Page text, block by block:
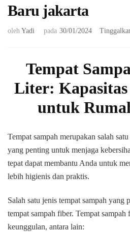
Baru jakarta
oleh Yadi pada 30/01/2024
Tempat
Liter: Kapasitas
untuk
Tempat sampah merupakan salah
yang penting untuk menjaga
tepat dapat membantu Anda untuk
lebih higienis dan praktis.
Salah satu jenis tempat sampah yang
tempat sampah fiber. Tempat
keunggulan, antara lain: